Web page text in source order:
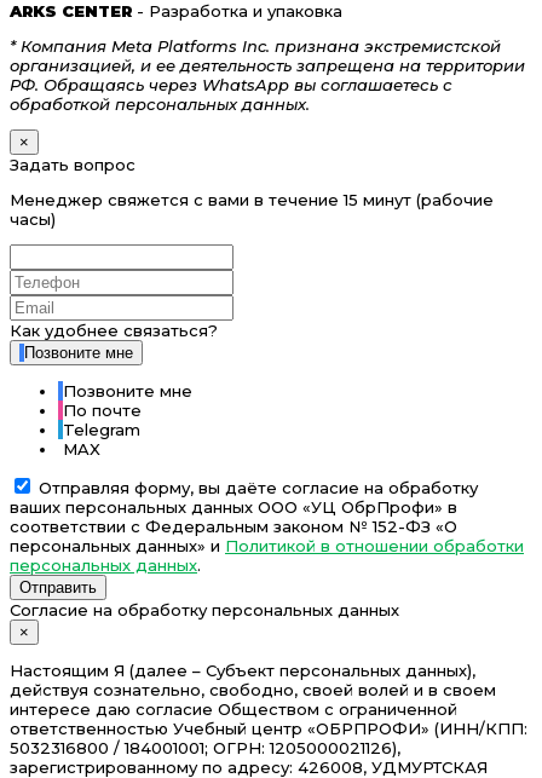
ARKS CENTER - Разработка и упаковка
* Компания Meta Platforms Inc. признана экстремистской
организацией, и ее деятельность запрещена на территории
РФ. Обращаясь через WhatsApp вы соглашаетесь с
обработкой персональных данных.
×
Задать вопрос
Менеджер свяжется с вами в течение 15 минут (рабочие
часы)
Как удобнее связаться?
Позвоните мне
Позвоните мне
По почте
Telegram
MAX
Отправляя форму, вы даёте согласие на обработку
ваших персональных данных ООО «УЦ ОбрПрофи» в
соответствии с Федеральным законом № 152-ФЗ «О
персональных данных» и Политикой в отношении обработки
персональных данных.
Отправить
Согласие на обработку персональных данных
×
Настоящим Я (далее – Субъект персональных данных),
действуя сознательно, свободно, своей волей и в своем
интересе даю согласие Обществом с ограниченной
ответственностью Учебный центр «ОБРПРОФИ» (ИНН/КПП:
5032316800 / 184001001; ОГРН: 1205000021126),
зарегистрированному по адресу: 426008, УДМУРТСКАЯ